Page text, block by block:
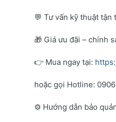
💬 Tư vấn kỹ thuật
🎁 Giá ưu đãi – chính
👉 Mua ngay tại:
hoặc gọi Hotline:
⚙️ Hướng dẫn bảo